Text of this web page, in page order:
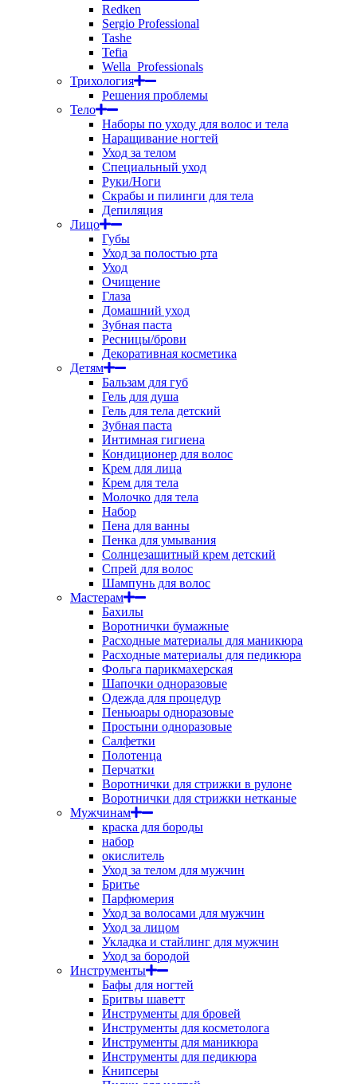
Redken
Sergio Professional
Tashe
Tefia
Wella_Professionals
Трихология
Решения проблемы
Тело
Наборы по уходу для волос и тела
Наращивание ногтей
Уход за телом
Специальный уход
Руки/Ноги
Скрабы и пилинги для тела
Депиляция
Лицо
Губы
Уход за полостью рта
Уход
Очищение
Глаза
Домашний уход
Зубная паста
Ресницы/брови
Декоративная косметика
Детям
Бальзам для губ
Гель для душа
Гель для тела детский
Зубная паста
Интимная гигиена
Кондиционер для волос
Крем для лица
Крем для тела
Молочко для тела
Набор
Пена для ванны
Пенка для умывания
Солнцезащитный крем детский
Спрей для волос
Шампунь для волос
Мастерам
Бахилы
Воротнички бумажные
Расходные материалы для маникюра
Расходные материалы для педикюра
Фольга парикмахерская
Шапочки одноразовые
Одежда для процедур
Пеньюары одноразовые
Простыни одноразовые
Салфетки
Полотенца
Перчатки
Воротнички для стрижки в рулоне
Воротнички для стрижки нетканые
Мужчинам
краска для бороды
набор
окислитель
Уход за телом для мужчин
Бритье
Парфюмерия
Уход за волосами для мужчин
Уход за лицом
Укладка и стайлинг для мужчин
Уход за бородой
Инструменты
Бафы для ногтей
Бритвы шаветт
Инструменты для бровей
Инструменты для косметолога
Инструменты для маникюра
Инструменты для педикюра
Книпсеры